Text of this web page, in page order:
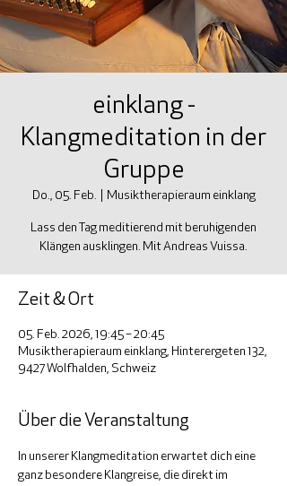
einklang -
Klangmeditation in der
Gruppe
Do., 05. Feb. Musiktherapieraum einklang
Lass den Tag meditierend mit beruhigenden
Klängen ausklingen. Mit Andreas Vuissa.
Zeit & Ort
05. Feb. 2026, 19:45 – 20:45
Musiktherapieraum einklang, Hinterergeten 132,
9427 Wolfhalden, Schweiz
Über die Veranstaltung
In unserer Klangmeditation erwartet dich eine
ganz besondere Klangreise, die direkt im